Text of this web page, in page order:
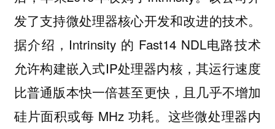
发了支持微处理器核心开发和改进的技术。
据介绍，Intrinsity 的 Fast14 NDL电路技术
允许构建嵌入式IP处理器内核，其运行速度
比普通版本快一倍甚至更快，且几乎不增加
硅片面积或每 MHz 功耗。这些微处理器内